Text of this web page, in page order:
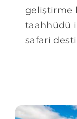
geliştirme
taahhüdü
safari